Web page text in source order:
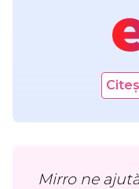
Mirro ne